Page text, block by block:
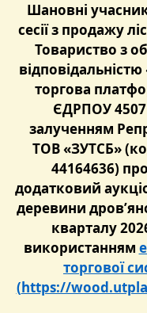
Шановні
сесії з продажу
Товариство з
торгова
ЄДРПОУ
залученням
ТОВ «ЗУТСБ»
44164636)
додатковий
деревини
кварталу
використанням
торгової
(https://